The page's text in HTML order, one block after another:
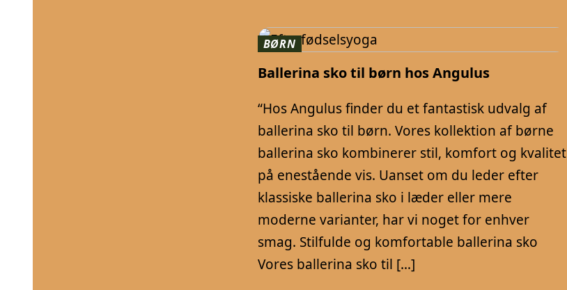
BØRN
Ballerina sko til børn hos Angulus
“Hos Angulus finder du et fantastisk udvalg af
ballerina sko til børn. Vores kollektion af børne
ballerina sko kombinerer stil, komfort og kvalitet
på enestående vis. Uanset om du leder efter
klassiske ballerina sko i læder eller mere
moderne varianter, har vi noget for enhver
smag. Stilfulde og komfortable ballerina sko
Vores ballerina sko til […]